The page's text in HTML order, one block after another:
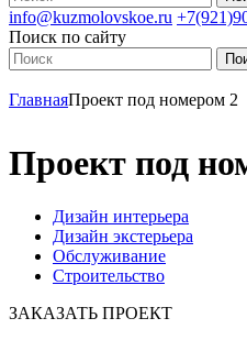
info@kuzmolovskoe.ru
Поиск по сайту
ГлавнаяПроект под номером 2
Проект под
Дизайн интерьера
Дизайн экстерьера
Обслуживание
Строительство
ЗАКАЗАТЬ ПРОЕКТ